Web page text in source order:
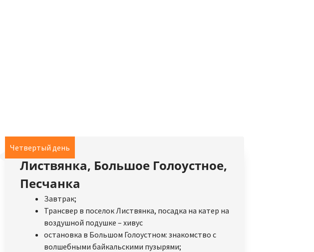
Листвянка, Большое Голоустное,
Песчанка
Четвертый день
Завтрак;
Трансвер в поселок Листвянка, посадка на катер на
воздушной подушке – хивус
остановка в Большом Голоустном: знакомство с
волшебными байкальскими пузырями;